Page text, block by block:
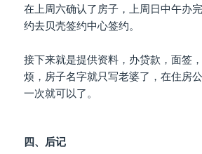
在上周六确认了房子，上周日中午办
约去贝壳签约中心签约。
接下来就是提供资料，办贷款，面签
烦，房子名字就只写老婆了，在住房
一次就可以了。
四、后记